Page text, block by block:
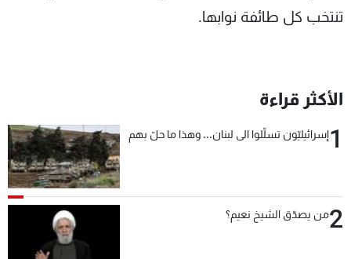
تنتخب كل طائفة نوابها.
الأكثر قراءة
1إسرائيليّون تسلّلوا الى لبنان... وهذا ما حلّ بهم
2من يصدّق الشيخ نعيم؟
جدول البرامج
الإنـتـاج
لاعلاناتكم
تواصل معنا
شروط الإسـتخدام
سياسة الخصوصية